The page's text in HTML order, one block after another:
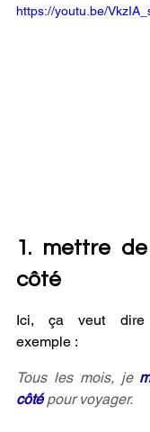
https://youtu.be/
1. mettre
côté
Ici, ça veut dire
exemple :
Tous les mois, je
côté pour voyager.